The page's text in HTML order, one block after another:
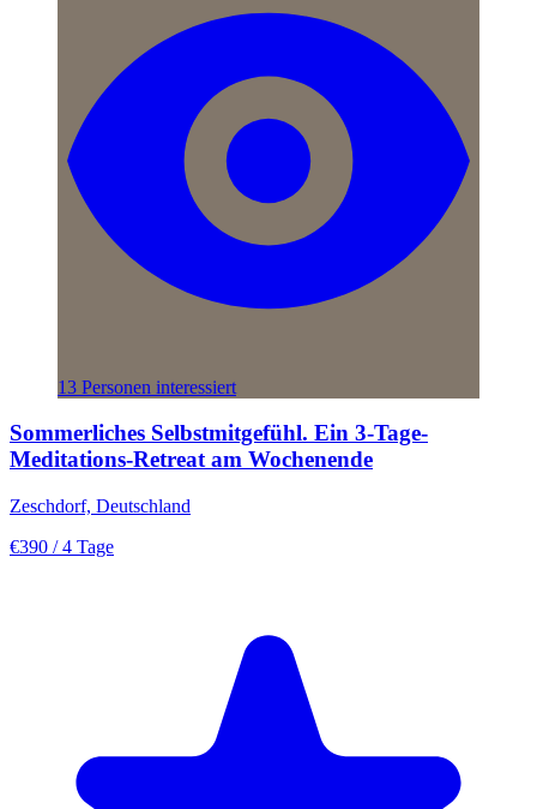
13 Personen interessiert
Sommerliches Selbstmitgefühl. Ein 3-Tage-
Meditations-Retreat am Wochenende
Zeschdorf, Deutschland
€390 / 4 Tage